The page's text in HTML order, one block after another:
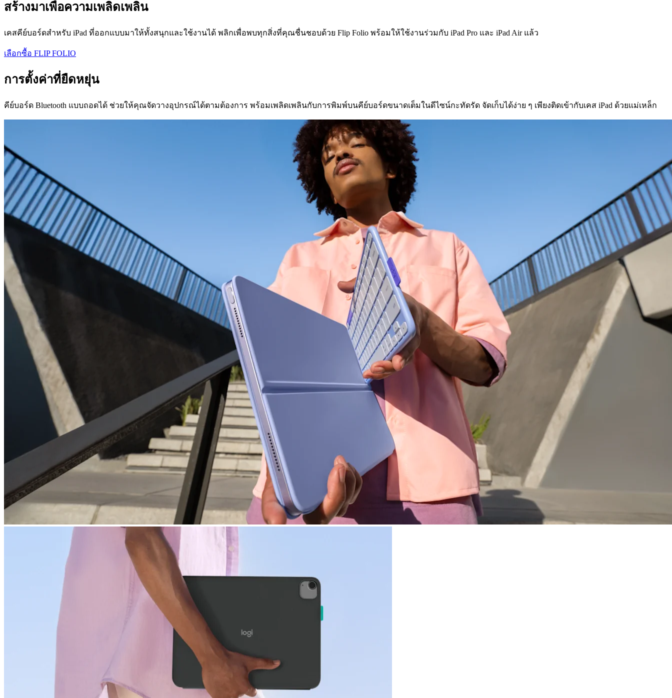
สร้างมาเพื่อความเพลิดเพลิน
เคสคีย์บอร์ดสำหรับ iPad ที่ออกแบบมาให้ทั้งสนุกและใช้งานได้ พลิกเพื่อพบทุกสิ่งที่คุณชื่นชอบด้วย Flip Folio พร้อมให้ใช้งานร่วมกับ iPad Pro และ iPad Air แล้ว
เลือกซื้อ FLIP FOLIO
การตั้งค่าที่ยืดหยุ่น
คีย์บอร์ด Bluetooth แบบถอดได้ ช่วยให้คุณจัดวางอุปกรณ์ได้ตามต้องการ พร้อมเพลิดเพลินกับการพิมพ์บนคีย์บอร์ดขนาดเต็มในดีไซน์กะทัดรัด จัดเก็บได้ง่าย ๆ เพียงติดเข้ากับเคส iPad ด้วยแม่เหล็ก